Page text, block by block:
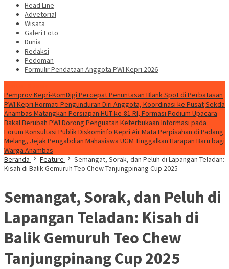
Head Line
Advetorial
Wisata
Galeri Foto
Dunia
Redaksi
Pedoman
Formulir Pendataan Anggota PWI Kepri 2026
Pemprov Kepri-KomDigi Percepat Penuntasan Blank Spot di Perbatasan
PWI Kepri Hormati Pengunduran Diri Anggota, Koordinasi ke PusatSekda
Anambas Matangkan Persiapan HUT ke-81 RI, Formasi Podium Upacara
Bakal Berubah PWI Dorong Penguatan Keterbukaan Informasi pada
Forum Konsultasi Publik Diskominfo Kepri Air Mata Perpisahan di Padang
Melang, Jejak Pengabdian Mahasiswa UGM Tinggalkan Harapan Baru bagi
Warga Anambas
Beranda
Feature
Semangat, Sorak, dan Peluh di Lapangan Teladan:
Kisah di Balik Gemuruh Teo Chew Tanjungpinang Cup 2025
Semangat, Sorak, dan Peluh di
Lapangan Teladan: Kisah di
Balik Gemuruh Teo Chew
Tanjungpinang Cup 2025